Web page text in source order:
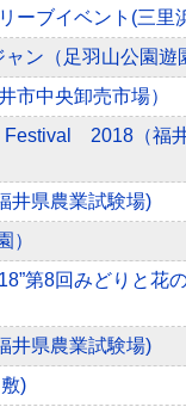
ーブイベント(三里
ン（足羽山公園遊
市中央卸売市場）
Festival 2018（福
井県農業試験場)
）
第8回みどりと花
井県農業試験場)
)